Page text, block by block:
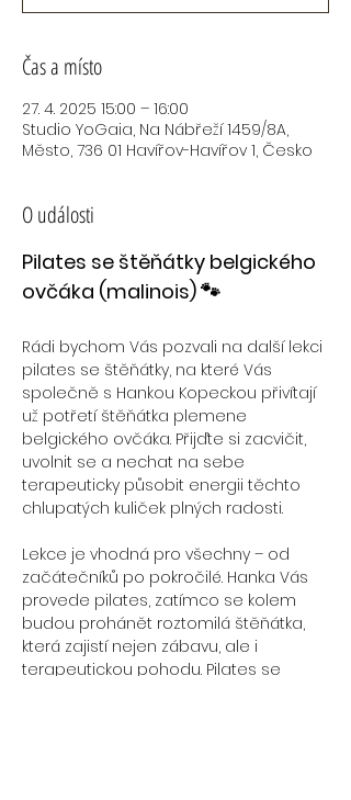
Čas a místo
27. 4. 2025 15:00 – 16:00
Studio YoGaia, Na Nábřeží 1459/8A,
Město, 736 01 Havířov-Havířov 1, Česko
O události
Pilates se štěňátky belgického
ovčáka (malinois) 🐾
Rádi bychom Vás pozvali na další lekci
pilates se štěňátky, na které Vás
společně s Hankou Kopeckou přivítají
už potřetí štěňátka plemene
belgického ovčáka. Přijďte si zacvičit,
uvolnit se a nechat na sebe
terapeuticky působit energii těchto
chlupatých kuliček plných radosti.
Lekce je vhodná pro všechny – od
začátečníků po pokročilé. Hanka Vás
provede pilates, zatímco se kolem
budou prohánět roztomilá štěňátka,
která zajistí nejen zábavu, ale i
terapeutickou pohodu. Pilates se